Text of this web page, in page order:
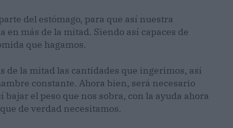
del estómago, para que así nuestra
en más de la mitad. Siendo así capaces de
que hagamos.
de la mitad las cantidades que ingerimos, así
constante. Ahora bien, será necesario
bajar el peso que nos sobra, con la ayuda ahora
de verdad necesitamos.